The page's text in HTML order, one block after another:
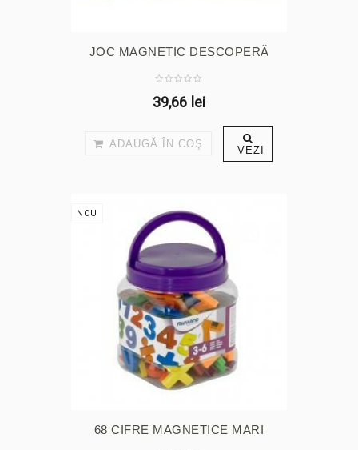
JOC MAGNETIC DESCOPERĂ
39,66 lei
ADAUGĂ ÎN COŞ VEZI
NOU
68 CIFRE MAGNETICE MARI